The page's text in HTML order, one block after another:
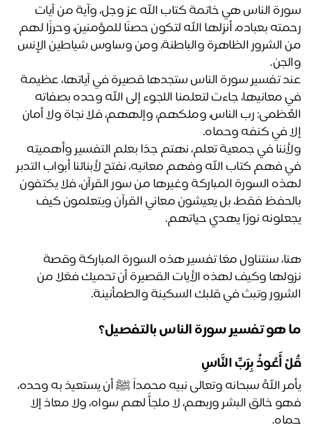
سورة الناس هي خاتمة كتاب الله عز وجل، وآية من آيات
رحمته بعباده، أنزلها الله لتكون حصنًا للمؤمنين، وحرزًا لهم
من الشرور الظاهرة والباطنة، ومن وساوس شياطين الإنس
عند تفسير سورة الناس ستجدها قصيرة في آياتها، عظيمة
في معانيها، جاءت لتعلمنا اللجوء إلى الله وحده بصفاته
العُظمى: رب الناس، وملكهم، وإلههم، فلا نجاة ولا أمان
في كنفه وحماه.
ولأننا في جمعية تعلم، نهتم جدًا بعلم التفسير وأهميته
في فهم كتاب الله وفهم معانيه، نفتح لأبنائنا أبواب التدبر
لهذه السورة المباركة وغيرها من سور القرآن، فلا يكتفون
بالحفظ فقط، بل يعيشون معاني القرآن ويتعلمون كيف
نورًا يهدي حياتهم.
هنا، سنتناول معًا تفسير هذه السورة المباركة وقصة
وتبث في قلبك السكينة والطمأنينة.
هو تفسير سورة الناس بالتفصيل؟
أَعُوذُ بِرَبِّ النَّاسِ
يأمر اللهُ سبحانه وتعالى نبيه محمداً ﷺ أن يستعيذ به وحده،
فهو خالق البشر وربهم، لا ملجأَ لهم سواه، ولا معاذ إلا